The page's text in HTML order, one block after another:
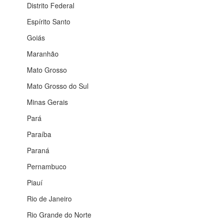
Distrito Federal
Espírito Santo
Goiás
Maranhão
Mato Grosso
Mato Grosso do Sul
Minas Gerais
Pará
Paraíba
Paraná
Pernambuco
Piauí
Rio de Janeiro
Rio Grande do Norte